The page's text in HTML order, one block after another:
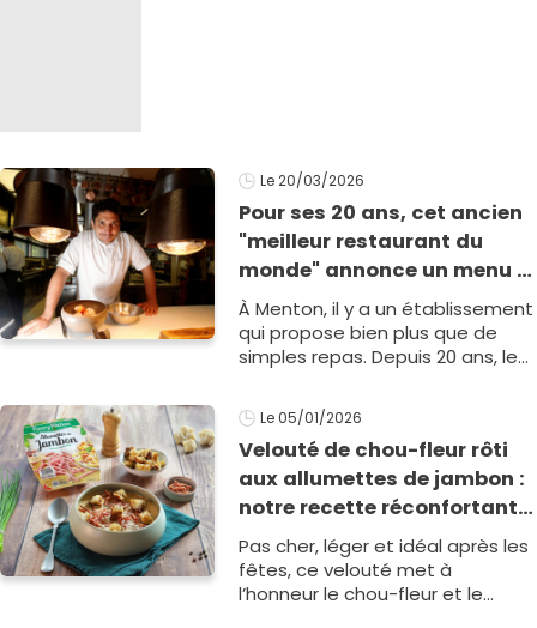
Le 20/03/2026
Pour ses 20 ans, cet ancien
"meilleur restaurant du
monde" annonce un menu à
4 mains historique avec une
autre légende
À Menton, il y a un établissement
qui propose bien plus que de
simples repas. Depuis 20 ans, le
vivante, inspirée par la nature et
les saisons. Pour m1
Le 05/01/2026
Velouté de chou-fleur rôti
aux allumettes de jambon :
notre recette réconfortante
pour les soirs d’hiver
Pas cher, léger et idéal après les
fêtes, ce velouté met à
l’honneur le chou-fleur et le